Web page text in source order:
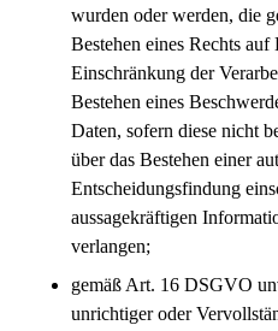
wurden oder werden, die
Bestehen eines Rechts
Einschränkung der
Bestehen eines
Daten, sofern diese nicht
über das Bestehen einer
Entscheidungsfindung
aussagekräftigen
verlangen;
gemäß Art. 16 DSGVO
unrichtiger oder